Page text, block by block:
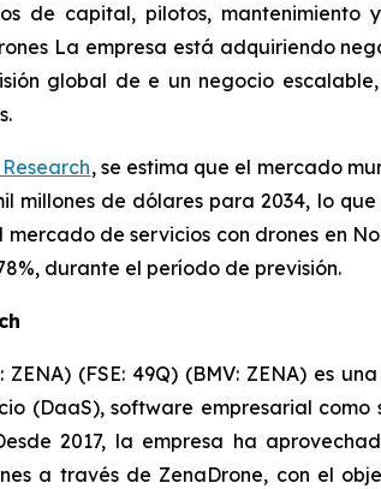
de capital, pilotos, mantenimiento
La empresa está adquiriendo
global de e un negocio
, se estima que el mercado
millones de dólares para 2034, lo
mercado de servicios con drones en
durante el período de previsión.
ZENA) (FSE: 49Q) (BMV: ZENA) es
(DaaS), software empresarial
2017, la empresa ha
a través de ZenaDrone, con el